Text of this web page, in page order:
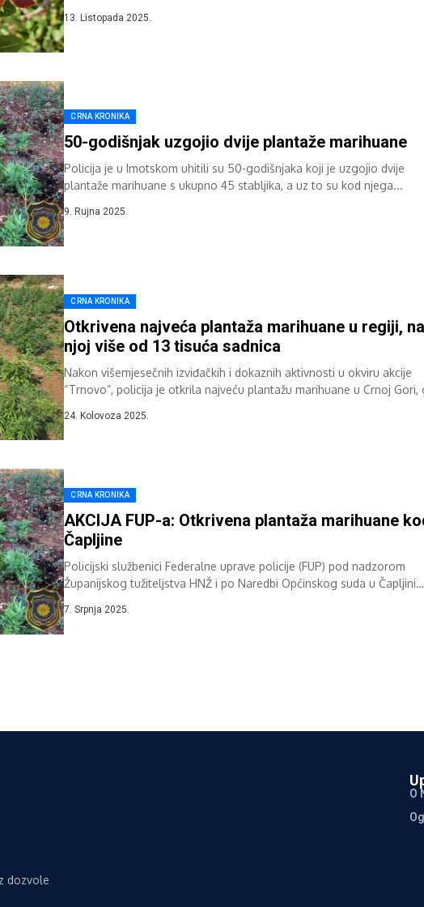
13. Listopada 2025.
CRNA KRONIKA
50-godišnjak uzgojio dvije plantaže marihuane
Policija je u Imotskom uhitili su 50-godišnjaka koji je uzgojio dvije
plantaže marihuane s ukupno 45 stabljika, a uz to su kod njega...
9. Rujna 2025.
CRNA KRONIKA
Otkrivena najveća plantaža marihuane u regiji, na
njoj više od 13 tisuća sadnica
Nakon višemjesečnih izviđačkih i dokaznih aktivnosti u okviru akcije
“Trnovo”, policija je otkrila najveću plantažu marihuane u Crnoj Gori,
24. Kolovoza 2025.
CRNA KRONIKA
AKCIJA FUP-a: Otkrivena plantaža marihuane
Čapljine
Policijski službenici Federalne uprave policije (FUP) pod nadzorom
Županijskog tužiteljstva HNŽ i po Naredbi Općinskog suda u Čapljini
7. Srpnja 2025.
dozvole
O